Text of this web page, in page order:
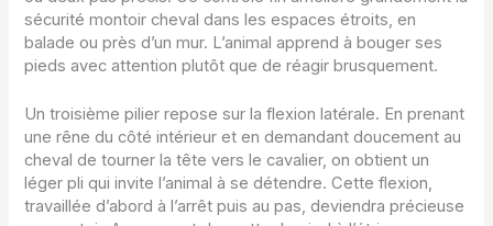
sécurité montoir cheval dans les espaces étroits, en
balade ou près d’un mur. L’animal apprend à bouger ses
pieds avec attention plutôt que de réagir brusquement.
Un troisième pilier repose sur la flexion latérale. En prenant
une rêne du côté intérieur et en demandant doucement au
cheval de tourner la tête vers le cavalier, on obtient un
léger pli qui invite l’animal à se détendre. Cette flexion,
travaillée d’abord à l’arrêt puis au pas, deviendra précieuse